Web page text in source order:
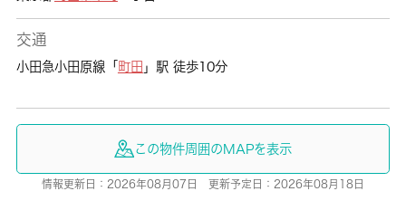
交通
小田急小田原線「 町田 」駅 徒歩10分
この物件周囲のMAPを表示
情報更新日：2026年08月07日 更新予定日：2026年08月18日